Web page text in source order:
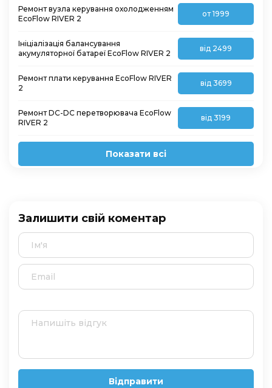
Ремонт вузла керування охолодженням
EcoFlow RIVER 2
от 1999
Ініціалізація балансування
акумуляторної батареї EcoFlow RIVER 2
від 2499
Ремонт плати керування EcoFlow RIVER
2
від 3699
Ремонт DC-DC перетворювача EcoFlow
RIVER 2
від 3199
Показати всі
Залишити свій коментар
Відправити